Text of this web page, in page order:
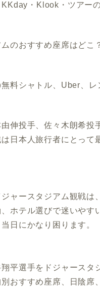
KKday・Klook・ツアー
ムのおすすめ座席はどこ
無料シャトル、Uber、
伸投手、佐々木朗希
日本人旅行者にとっ
ャースタジアム観戦
ホテル選びで迷いやす
日にかなり困ります。
翔平選手をドジャースタ
おすすめ座席、日陰